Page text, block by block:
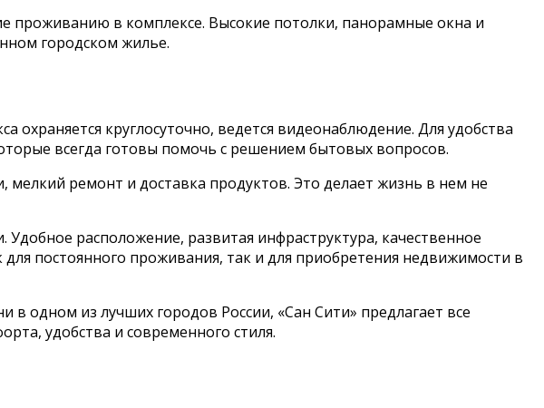
проживанию в комплексе. Высокие потолки, панорамные окна и
городском жилье.
круглосуточно, ведется видеонаблюдение. Для удобства
всегда готовы помочь с решением бытовых вопросов.
мелкий ремонт и доставка продуктов. Это делает жизнь в нем не
расположение, развитая инфраструктура, качественное
постоянного проживания, так и для приобретения недвижимости в
одном из лучших городов России, «Сан Сити» предлагает все
удобства и современного стиля.